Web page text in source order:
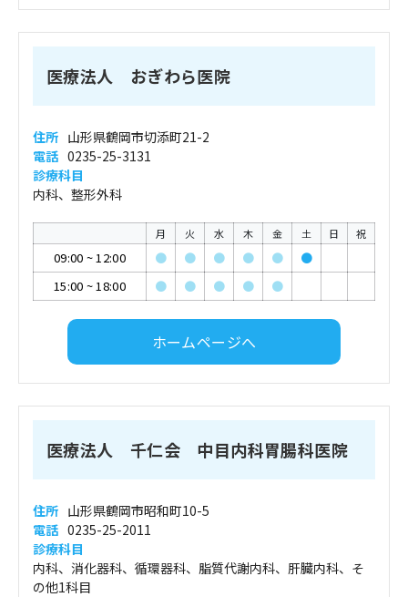
医療法人 おぎわら医院
住所 山形県鶴岡市切添町21-2
電話 0235-25-3131
診療科目
内科、整形外科
月 火 水 木 金 土 日 祝
09:00 ~12:00 ● ● ● ● ●
●
15:00 ~18:00 ● ● ● ● ●
ホームページへ
医療法人 千仁会 中目内科胃腸科医院
住所 山形県鶴岡市昭和町10-5
電話 0235-25-2011
診療科目
内科、消化器科、循環器科、脂質代謝内科、肝臓内科、そ
の他1科目